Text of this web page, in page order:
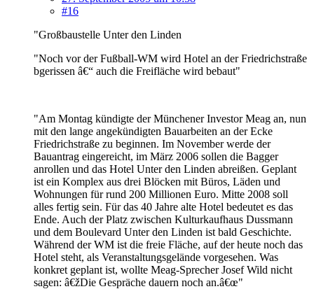
#16
"Großbaustelle Unter den Linden
"Noch vor der Fußball-WM wird Hotel an der Friedrichstraße
bgerissen â€“ auch die Freifläche wird bebaut"
"Am Montag kündigte der Münchener Investor Meag an, nun
mit den lange angekündigten Bauarbeiten an der Ecke
Friedrichstraße zu beginnen. Im November werde der
Bauantrag eingereicht, im März 2006 sollen die Bagger
anrollen und das Hotel Unter den Linden abreißen. Geplant
ist ein Komplex aus drei Blöcken mit Büros, Läden und
Wohnungen für rund 200 Millionen Euro. Mitte 2008 soll
alles fertig sein. Für das 40 Jahre alte Hotel bedeutet es das
Ende. Auch der Platz zwischen Kulturkaufhaus Dussmann
und dem Boulevard Unter den Linden ist bald Geschichte.
Während der WM ist die freie Fläche, auf der heute noch das
Hotel steht, als Veranstaltungsgelände vorgesehen. Was
konkret geplant ist, wollte Meag-Sprecher Josef Wild nicht
sagen: â€žDie Gespräche dauern noch an.â€œ"